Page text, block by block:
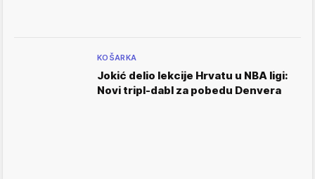
KOŠARKA
Jokić delio lekcije Hrvatu u NBA ligi:
Novi tripl-dabl za pobedu Denvera